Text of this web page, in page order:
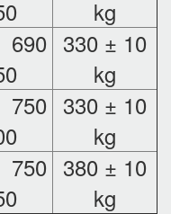
kg
690 330 ± 10
kg
750 330 ± 10
kg
750 380 ± 10
kg